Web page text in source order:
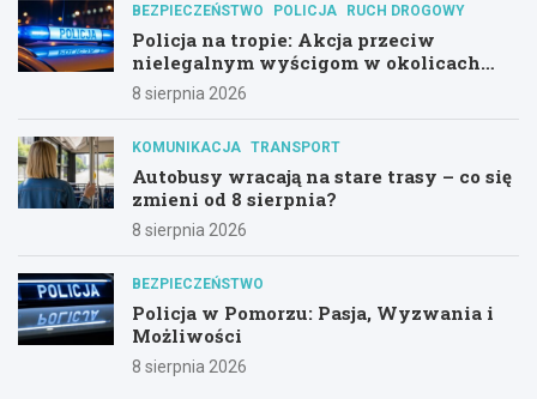
BEZPIECZEŃSTWO POLICJA RUCH DROGOWY
Policja na tropie: Akcja przeciw
nielegalnym wyścigom w okolicach
Hali Olivia
8 sierpnia 2026
KOMUNIKACJA TRANSPORT
Autobusy wracają na stare trasy – co się
zmieni od 8 sierpnia?
8 sierpnia 2026
BEZPIECZEŃSTWO
Policja w Pomorzu: Pasja, Wyzwania i
Możliwości
8 sierpnia 2026